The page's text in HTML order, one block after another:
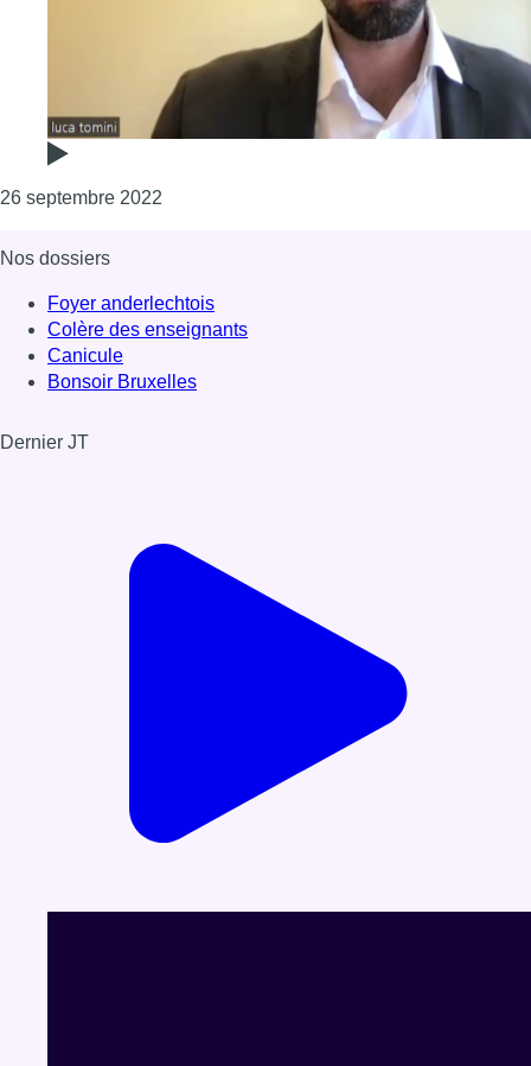
26 septembre 2022
Nos dossiers
Foyer anderlechtois
Colère des enseignants
Canicule
Bonsoir Bruxelles
Dernier JT